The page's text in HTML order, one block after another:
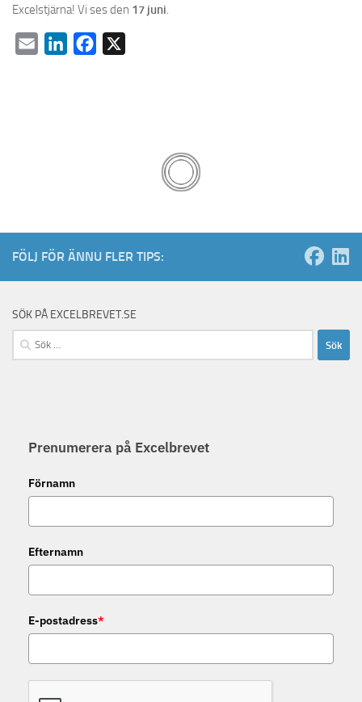
Excelstjärna! Vi ses den 17 juni.
Email LinkedInFacebook
FÖLJ FÖR ÄNNU FLER TIPS:
SÖK PÅ EXCELBREVET.SE
Sök
efter:
Prenumerera på Excelbrevet
Förnamn
Efternamn
E-postadress*